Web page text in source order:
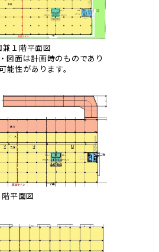
兼１階平面図
図面は計画時のものであり
能性があります。
階平面図